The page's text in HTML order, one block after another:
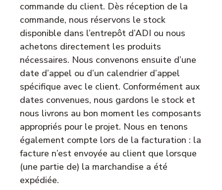
commande du client. Dès réception de la
commande, nous réservons le stock
disponible dans l’entrepôt d’ADI ou nous
achetons directement les produits
nécessaires. Nous convenons ensuite d’une
date d’appel ou d’un calendrier d’appel
spécifique avec le client. Conformément aux
dates convenues, nous gardons le stock et
nous livrons au bon moment les composants
appropriés pour le projet. Nous en tenons
également compte lors de la facturation : la
facture n’est envoyée au client que lorsque
(une partie de) la marchandise a été
expédiée.